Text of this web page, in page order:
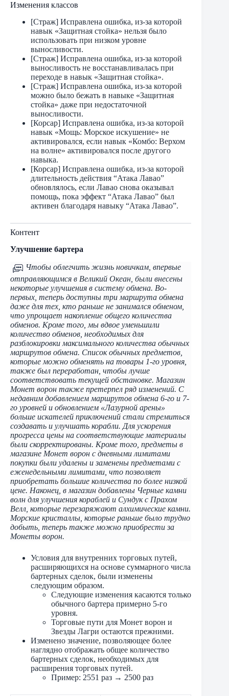
Изменения классов
[Страж] Исправлена ​​ошибка, из-за которой
навык «Защитная стойка» нельзя было
использовать при низком уровне
выносливости.
[Страж] Исправлена ​​ошибка, из-за которой
выносливость не восстанавливалась при
переходе в навык «Защитная стойка».
[Страж] Исправлена ​​ошибка, из-за которой
можно было бежать в навыке «Защитная
стойка» даже при недостаточной
выносливости.
[Корсар] Исправлена ​​ошибка, из-за которой
навык «Мощь: Морское искушение» не
активировался, если навык «Комбо: Верхом
на волне» активировался после другого
навыка.
[Корсар] Исправлена ​​ошибка, из-за которой
длительность действия “Атака Лавао”
обновлялось, если Лавао снова оказывал
помощь, пока эффект “Атака Лавао” был
активен благодаря навыку “Атака Лавао”.
Контент
Улучшение бартера
Чтобы облегчить жизнь новичкам, впервые
отправляющимся в Великий Океан, были внесены
некоторые улучшения в систему обмена. Во-
первых, теперь доступны три маршрута обмена
даже для тех, кто раньше не занимался обменом,
что упрощает накопление общего количества
обменов. Кроме того, мы вдвое уменьшили
количество обменов, необходимых для
разблокировки максимального количества обычных
маршрутов обмена. Список обычных предметов,
которые можно обменять на товары 1-го уровня,
также был переработан, чтобы лучше
соответствовать текущей обстановке. Магазин
Монет ворон также претерпел ряд изменений. С
недавним добавлением маршрутов обмена 6-го и 7-
го уровней и обновлением «Лазурной арены»
больше искателей приключений стали стремиться
создавать и улучшать корабли. Для ускорения
прогресса цены на соответствующие материалы
были скорректированы. Кроме того, предметы в
магазине Монет ворон с дневными лимитами
покупки были удалены и заменены предметами с
еженедельными лимитами, что позволяет
приобретать большие количества по более низкой
цене. Наконец, в магазин добавлены Черные камни
волн для улучшения кораблей и Сундук с Прахом
Велл, которые перезаряжают алхимические камни.
Морские кристаллы, которые раньше было трудно
добыть, теперь также можно приобрести за
Монеты ворон.
Условия для внутренних торговых путей,
расширяющихся на основе суммарного числа
бартерных сделок, были изменены
следующим образом.
Следующие изменения касаются только
обычного бартера примерно 5-го
уровня.
Торговые пути для Монет ворон и
Звезды Лагри остаются прежними.
Изменено значение, позволяющее более
наглядно отображать общее количество
бартерных сделок, необходимых для
расширения торговых путей.
Пример: 2551 раз → 2500 раз